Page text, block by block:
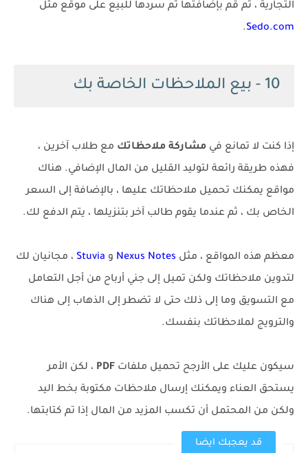
التجارية ، ثم قم بإضافتها ثم سردها للبيع على موقع مثل
Sedo.com
.
10 - بيع الملاحظات الخاصة بك
إذا كنت لا تمانع في مشاركة ملاحظاتك مع طلاب آخرين ،
فهذه طريقة رائعة لتوليد القليل من المال الإضافي. هناك
مواقع يمكنك تحميل ملاحظاتك عليها ، بالإضافة إلى السعر
الخاص بك ، ثم عندما يقوم طالب آخر بتنزيلها ، يتم الدفع لك.
معظم هذه المواقع ، مثل Nexus Notes و Stuvia ، مجانيان لك
لتدوين ملاحظاتك ولكن تميل إلى جني أرباح من أجل التعامل
مع التسويق وما إلى ذلك حتى لا تضطر إلى الذهاب إلى هناك
والترويج لملاحظاتك بنفسك.
سيكون عليك على الأرجح تحميل ملفات PDF ، لكن الأمر
يستحق العناء ويمكنك إرسال ملاحظات مكتوبة بخط اليد
ولكن من المحتمل أن تكسب المزيد من المال إذا تم كتابتها.
قد يعجبك ايضا